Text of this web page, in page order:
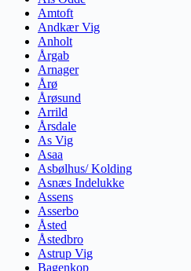
Amtoft
Andkær Vig
Anholt
Årgab
Arnager
Årø
Årøsund
Arrild
Årsdale
As Vig
Asaa
Asbølhus/ Kolding
Asnæs Indelukke
Assens
Asserbo
Åsted
Åstedbro
Astrup Vig
Bagenkop